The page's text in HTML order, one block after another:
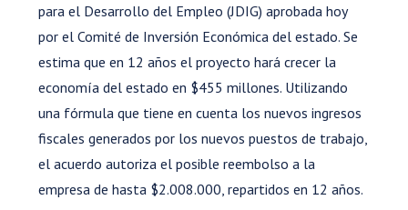
para el Desarrollo del Empleo (JDIG) aprobada hoy
por el Comité de Inversión Económica del estado. Se
estima que en 12 años el proyecto hará crecer la
economía del estado en $455 millones. Utilizando
una fórmula que tiene en cuenta los nuevos ingresos
fiscales generados por los nuevos puestos de trabajo,
el acuerdo autoriza el posible reembolso a la
empresa de hasta $2.008.000, repartidos en 12 años.